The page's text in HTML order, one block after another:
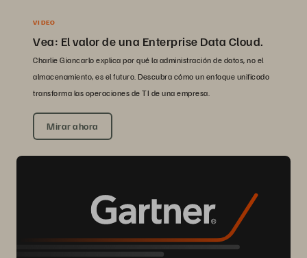
VIDEO
Vea: El valor de una Enterprise Data Cloud.
Charlie Giancarlo explica por qué la administración de datos, no el
almacenamiento, es el futuro. Descubra cómo un enfoque unificado
transforma las operaciones de TI de una empresa.
Mirar ahora